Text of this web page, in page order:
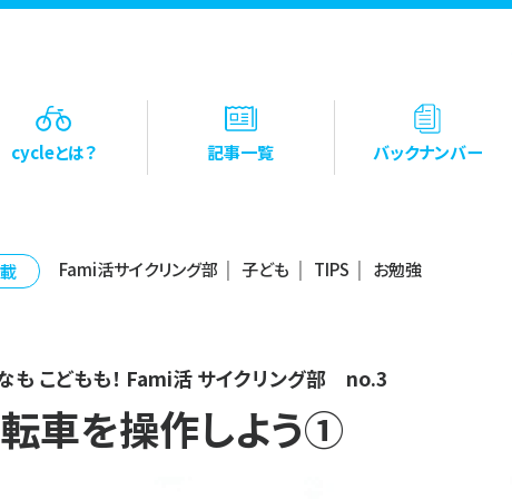
cycleとは？ 記事一覧 バックナンバー
Fami活サイクリング部 子ども TIPS お勉強
も こどもも！ Fami活 サイクリング部 no.3
車を操作しよう①